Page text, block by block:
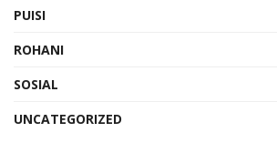
PUISI
ROHANI
SOSIAL
UNCATEGORIZED